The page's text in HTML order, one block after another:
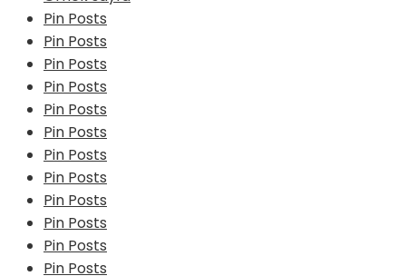
Pin Posts
Pin Posts
Pin Posts
Pin Posts
Pin Posts
Pin Posts
Pin Posts
Pin Posts
Pin Posts
Pin Posts
Pin Posts
Pin Posts